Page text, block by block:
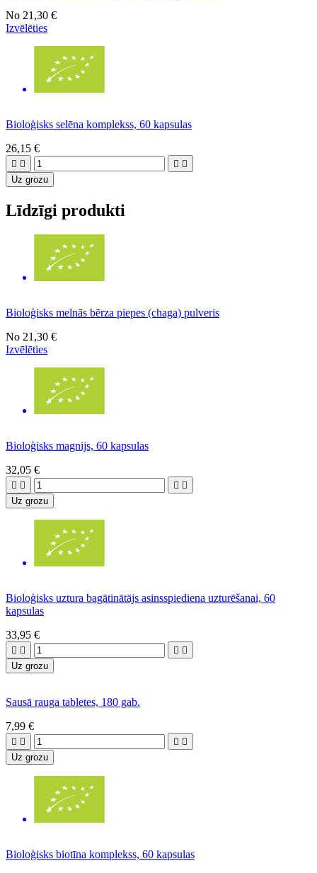
No 21,30 €
Izvēlēties
Bioloģisks selēna komplekss, 60 kapsulas
26,15 €
   
Uz grozu
Līdzīgi produkti
Bioloģisks melnās bērza piepes (chaga) pulveris
No 21,30 €
Izvēlēties
Bioloģisks magnijs, 60 kapsulas
32,05 €
   
Uz grozu
Bioloģisks uztura bagātinātājs asinsspiediena uzturēšanai, 60
kapsulas
33,95 €
   
Uz grozu
Sausā rauga tabletes, 180 gab.
7,99 €
   
Uz grozu
Bioloģisks biotīna komplekss, 60 kapsulas